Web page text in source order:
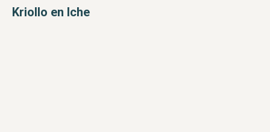
Kriollo en Iche